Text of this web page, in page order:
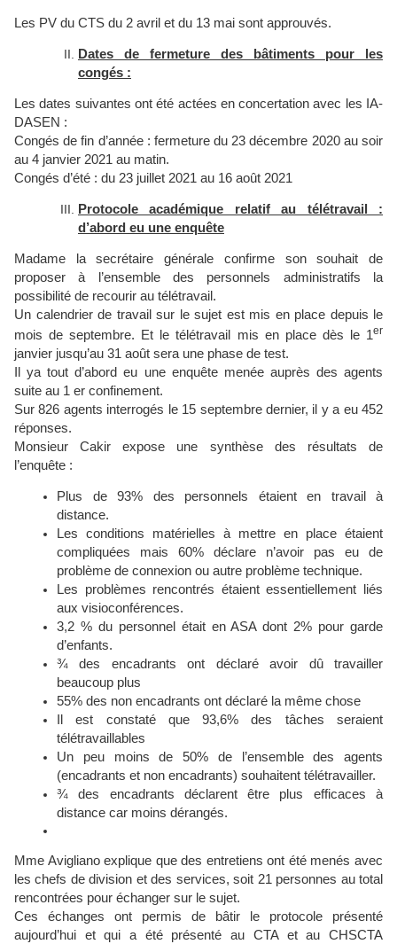
Les PV du CTS du 2 avril et du 13 mai sont approuvés.
Dates de fermeture des bâtiments pour les
congés :
Les dates suivantes ont été actées en concertation avec les IA-
DASEN :
Congés de fin d’année : fermeture du 23 décembre 2020 au soir
au 4 janvier 2021 au matin.
Congés d’été : du 23 juillet 2021 au 16 août 2021
Protocole académique relatif au télétravail :
d’abord eu une enquête
Madame la secrétaire générale confirme son souhait de
proposer à l’ensemble des personnels administratifs la
possibilité de recourir au télétravail.
Un calendrier de travail sur le sujet est mis en place depuis le
mois de septembre. Et le télétravail mis en place dès le 1er
janvier jusqu’au 31 août sera une phase de test.
Il ya tout d’abord eu une enquête menée auprès des agents
suite au 1 er confinement.
Sur 826 agents interrogés le 15 septembre dernier, il y a eu 452
réponses.
Monsieur Cakir expose une synthèse des résultats de
l’enquête :
Plus de 93% des personnels étaient en travail à
distance.
Les conditions matérielles à mettre en place étaient
compliquées mais 60% déclare n’avoir pas eu de
problème de connexion ou autre problème technique.
Les problèmes rencontrés étaient essentiellement liés
aux visioconférences.
3,2 % du personnel était en ASA dont 2% pour garde
d’enfants.
¾ des encadrants ont déclaré avoir dû travailler
beaucoup plus
55% des non encadrants ont déclaré la même chose
Il est constaté que 93,6% des tâches seraient
télétravaillables
Un peu moins de 50% de l’ensemble des agents
(encadrants et non encadrants) souhaitent télétravailler.
¾ des encadrants déclarent être plus efficaces à
distance car moins dérangés.
Mme Avigliano explique que des entretiens ont été menés avec
les chefs de division et des services, soit 21 personnes au total
rencontrées pour échanger sur le sujet.
Ces échanges ont permis de bâtir le protocole présenté
aujourd’hui et qui a été présenté au CTA et au CHSCTA